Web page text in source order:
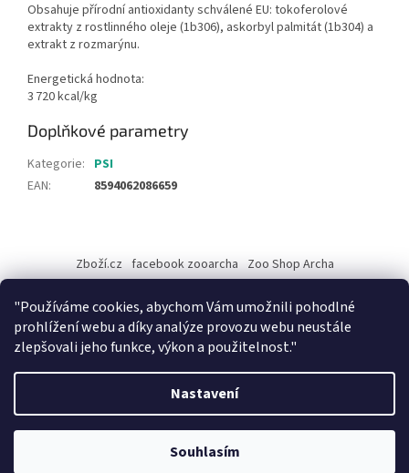
"Používáme cookies, abychom Vám umožnili pohodlné
prohlížení webu a díky analýze provozu webu neustále
zlepšovali jeho funkce, výkon a použitelnost."
Nastavení
Souhlasím
Při objednávce zboží na našem eshopu s osobním vyzvednutím na
prodejně v Kadani je důležité vyčkat na potvrzovací email od našeho
Obsahuje přírodní antioxidanty schválené EU: tokoferolové
extrakty z rostlinného oleje (1b306), askorbyl palmitát (1b304) a
extrakt z rozmarýnu.
Energetická hodnota:
3 720 kcal/kg
Doplňkové parametry
Kategorie: PSI
EAN: 8594062086659
p
Zboží.cz facebook zooarcha Zoo Shop Archa
KRMIVA ENERGYS pro koně - GRANULE
Copyright 2026ZooArcha. Všechna práva vyhrazena.Upravit
nastavení cookies